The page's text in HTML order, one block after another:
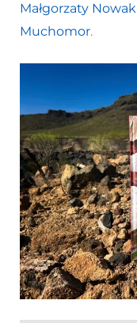
Małgorzaty Nowak
Muchomor.